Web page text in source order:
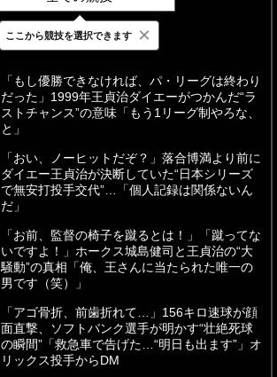
最新 24時間 週間
「もし優勝できなければ、パ・リーグは終わり
だった」1999年王貞治ダイエーがつかんだ“ラ
ストチャンス”の意味「もう1リーグ制やろな、
と」
「おい、ノーヒットだぞ？」落合博満より前に
ダイエー王貞治が決断していた“日本シリーズ
で無安打投手交代”…「個人記録は関係ないん
だ」
「お前、監督の椅子を蹴るとは！」「蹴ってな
いですよ！」ホークス城島健司と王貞治の“大
騒動”の真相「俺、王さんに当たられた唯一の
男です（笑）」
「アゴ骨折、前歯折れて…」156キロ速球が顔
面直撃、ソフトバンク選手が明かす“壮絶死球
の瞬間”「救急車で告げた…“明日も出ます”」オ
リックス投手からDM
ここから競技を選択できます ×